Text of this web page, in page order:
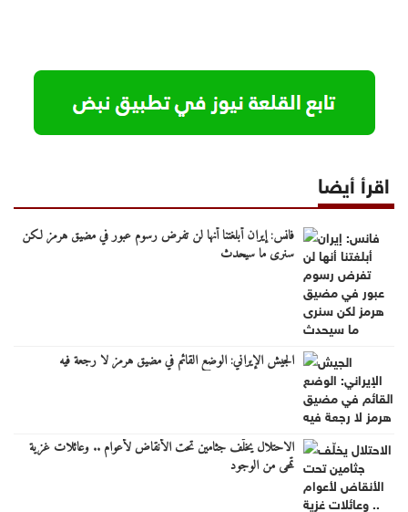
اقرأ أيضا
فانس: إيران أبلغتنا أنها لن تفرض رسوم عبور في مضيق هرمز لكن
سنرى ما سيحدث
الجيش الإيراني: الوضع القائم في مضيق هرمز لا رجعة فيه
الاحتلال يخلّف جثامين تحت الأنقاض لأعوام .. وعائلات غزية
تمحى من الوجود